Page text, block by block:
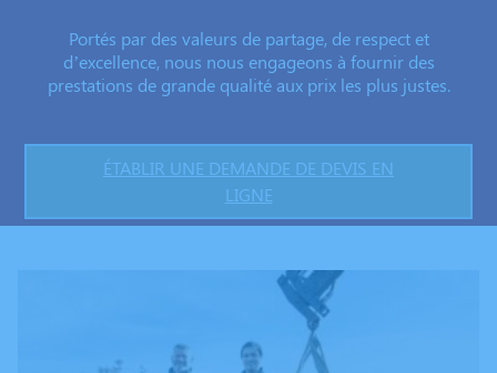
Portés par des valeurs de partage, de respect et
d’excellence, nous nous engageons à fournir des
prestations de grande qualité aux prix les plus justes.
ÉTABLIR UNE DEMANDE DE DEVIS EN
LIGNE